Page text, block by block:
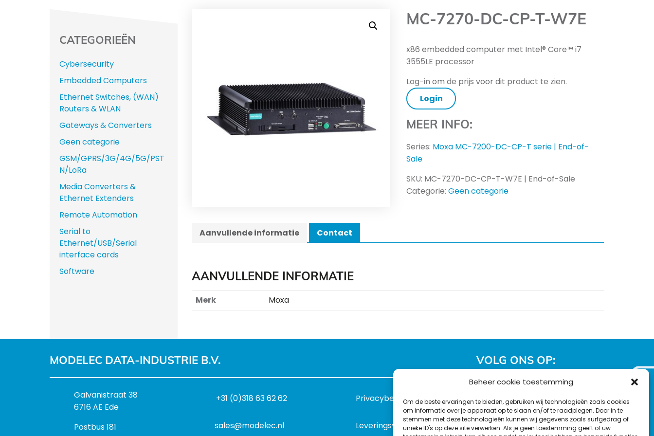
Beheer cookie toestemming
Om de beste ervaringen te bieden, gebruiken wij technologieën zoals cookies
om informatie over je apparaat op te slaan en/of te raadplegen. Door in te
stemmen met deze technologieën kunnen wij gegevens zoals surfgedrag of
unieke ID's op deze site verwerken. Als je geen toestemming geeft of uw
MC-7270-DC-CP-T-W7E
x86 embedded computer met Intel® Core™ i7
3555LE processor
Log-in om de prijs voor dit product te zien.
Login
MEER INFO:
Series: Moxa MC-7200-DC-CP-T serie | End-of-
Sale
SKU: MC-7270-DC-CP-T-W7E | End-of-Sale
Categorie:Geen categorie
Aanvullende informatie Contact
AANVULLENDE INFORMATIE
Merk Moxa
CATEGORIEËN
Cybersecurity
Embedded Computers
Ethernet Switches, (WAN)
Routers & WLAN
Gateways & Converters
Geen categorie
GSM/GPRS/3G/4G/5G/PST
N/LoRa
Media Converters &
Ethernet Extenders
Remote Automation
Serial to
Ethernet/USB/Serial
interface cards
Software
MODELEC DATA-INDUSTRIE B.V.
B
e
o
Galvanistraat 38
6716 AE Ede
P
Postbus 181
+31 (0)318 63 62 62
sales@modelec.nl
Privacybeleid
Leveringsvoorwaarden
VOLG ONS OP:
i
n
k
T
w
a
c
e
o
u
T
o
n
t